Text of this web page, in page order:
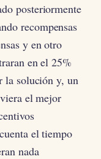
posteriormente
recompensas
y en otro
en el 25%
la solución y, un
el mejor
el tiempo
nada